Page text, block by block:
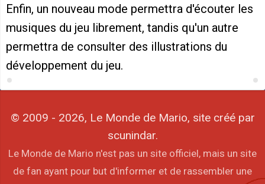
Enfin, un nouveau mode permettra d'écouter les
musiques du jeu librement, tandis qu'un autre
permettra de consulter des illustrations du
développement du jeu.
© 2009 - 2026, Le Monde de Mario, site créé par
scunindar.
Le Monde de Mario n'est pas un site officiel, mais un site
de fan ayant pour but d'informer et de rassembler une